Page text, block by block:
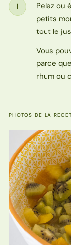
Étape
1
Pelez ou
petits
tout le
Vous
parce
rhum ou
PHOTOS DE LA